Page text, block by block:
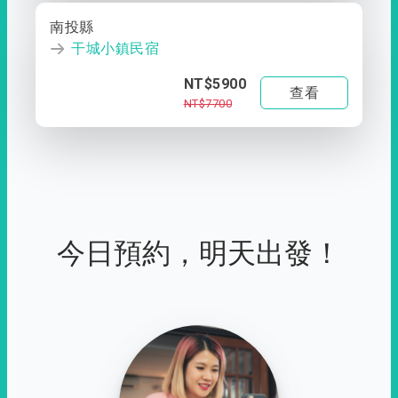
南投縣
干城小鎮民宿
NT$5900
NT$7700
查看
今日預約，明天出發！